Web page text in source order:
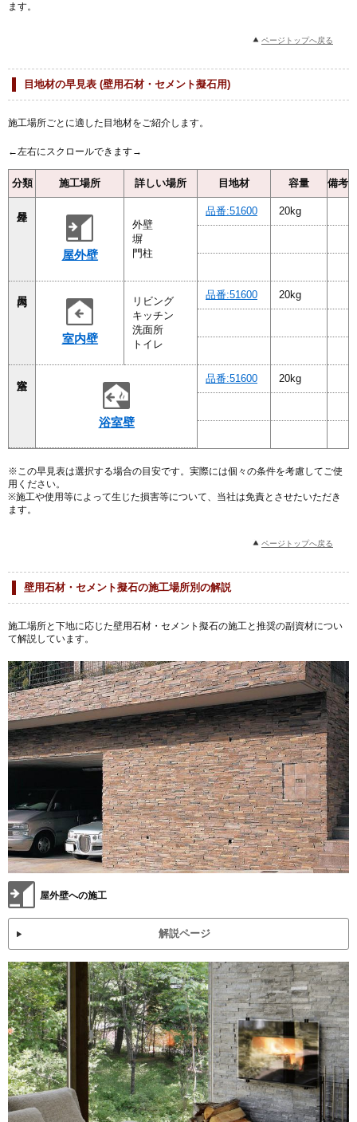
ます。
ページトップへ戻る
目地材の早見表 (壁用石材・セメント擬石用)
施工場所ごとに適した目地材をご紹介します。
分類 施工場所 詳しい場所 目地材 容量 備考
屋外壁
外壁
塀
門柱
品番:51600 20kg
室内壁
リビング
キッチン
洗面所
トイレ
品番:51600 20kg
浴室壁
品番:51600 20kg
※この早見表は選択する場合の目安です。実際には個々の条件を考慮してご使
用ください。
※施工や使用等によって生じた損害等について、当社は免責とさせたいただき
ます。
ページトップへ戻る
壁用石材・セメント擬石の施工場所別の解説
施工場所と下地に応じた壁用石材・セメント擬石の施工と推奨の副資材につい
て解説しています。
屋外壁への施工
解説ページ